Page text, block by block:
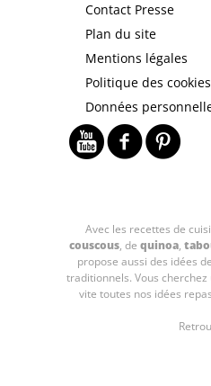
Contact Presse
Plan du site
Mentions légales
Politique des cookies
Données
Avec les recettes de
couscous, de quinoa,
propose aussi des idées
traditionnels. Vous
vite toutes nos idées